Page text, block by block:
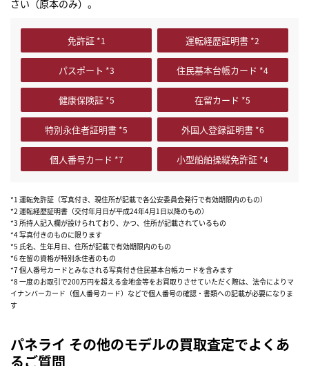
さい（原本のみ）。
免許証 運転経歴証明書
パスポート 住民基本台帳カード
健康保険証 在留カード
特別永住者証明書 外国人登録証明書
個人番号カード 小型船舶操縦免許証
*1 運転免許証（写真付き、現住所が記載で各公安委員会発行で有効期限内のもの）
*2 運転経歴証明書（交付年月日が平成24年4月1日以降のもの）
*3 所持人記入欄が設けられており、かつ、住所が記載されているもの
*4 写真付きのものに限ります
*5 氏名、生年月日、住所が記載で有効期限内のもの
*6 在留の資格が特別永住者のもの
*7 個人番号カードとみなされる写真付き住民基本台帳カードを含みます
*8 一度のお取引で200万円を超える金地金等をお買取りさせていただく際は、法令によりマ
イナンバーカード（個人番号カード）などで個人番号の確認・書類への記載が必要になりま
す
パネライ その他のモデルの買取査定でよくあ
るご質問